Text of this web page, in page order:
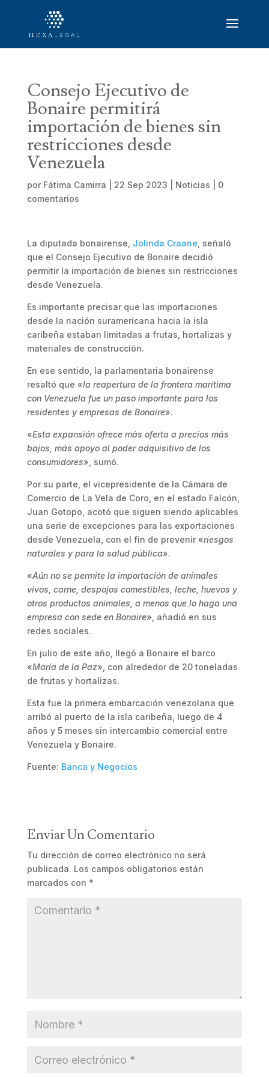
Consejo Ejecutivo de
Bonaire permitirá
importación de bienes sin
restricciones desde
Venezuela
por Fátima Camirra 22 Sep 2023 Noticias
0
comentarios
La diputada bonairense, Jolinda Craane , señaló
que el Consejo Ejecutivo de Bonaire decidió
permitir la importación de bienes sin restricciones
desde Venezuela.
Es importante precisar que las importaciones
desde la nación suramericana hacia la isla
caribeña estaban limitadas a frutas, hortalizas y
materiales de construcción.
En ese sentido, la parlamentaria bonairense
resaltó que «la reapertura de la frontera marítima
con Venezuela fue un paso importante para los
residentes y empresas de Bonaire».
«Esta expansión ofrece más oferta a precios más
bajos, más apoyo al poder adquisitivo de los
consumidores», sumó.
Por su parte, el vicepresidente de la Cámara de
Comercio de La Vela de Coro, en el estado Falcón,
Juan Gotopo, acotó que siguen siendo aplicables
una serie de excepciones para las exportaciones
desde Venezuela, con el fin de prevenir «riesgos
naturales y para la salud pública».
«Aún no se permite la importación de animales
vivos, carne, despojos comestibles, leche, huevos y
otros productos animales, a menos que lo haga una
empresa con sede en Bonaire», añadió en sus
redes sociales.
En julio de este año, llegó a Bonaire el barco
«María de la Paz», con alrededor de 20 toneladas
de frutas y hortalizas.
Esta fue la primera embarcación venezolana que
arribó al puerto de la isla caribeña, luego de 4
años y 5 meses sin intercambio comercial entre
Venezuela y Bonaire.
Fuente: Banca y Negocios
Enviar Un Comentario
Tu dirección de correo electrónico no será
publicada. Los campos obligatorios están
marcados con *